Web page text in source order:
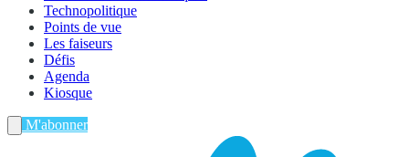
Technopolitique
Points de vue
Les faiseurs
Défis
Agenda
Kiosque
M'abonner